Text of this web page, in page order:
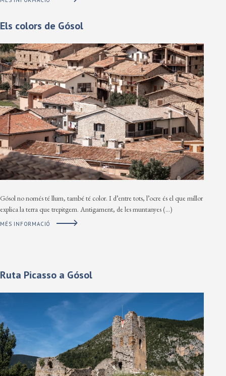
Els colors de Gósol
Gósol no només té llum, també té color. I d’entre tots, l’ocre és el que millor
explica la terra que trepitgem. Antigament, de les muntanyes (…)
MÉS INFORMACIÓ
Ruta Picasso a Gósol